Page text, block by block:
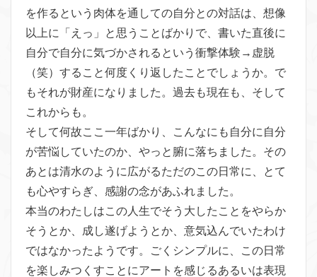
を作るという肉体を通しての自分との対話は、想像
以上に
「えっ」と思うことばかりで、書いた直後に
自分で自分に気づかさ れるという衝撃体験→虚脱
（笑） すること何度くり返したことでしょうか。で
もそれが財産になりま した。過去も現在も、そして
これからも。
そして何故ここ一年ばかり、こんなにも自分に自分
が苦悩していたのか、やっと腑に落ちました。その
あとは清水のように広がるただのこの日常に、とて
も心やすらぎ、感謝の念があふれました。
本当のわたしはこの人生でそう大したことをやらか
そうとか、成し遂げようとか、意気込んでいたわけ
ではなかったようです。ごくシンプルに、この日常
を楽しみつくすことにアートを感じるあるいは表現